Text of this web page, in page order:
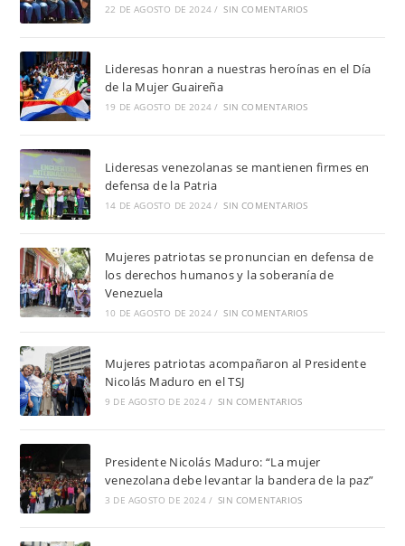
22 DE AGOSTO DE 2024 / SIN COMENTARIOS
Lideresas honran a nuestras heroínas en el Día
de la Mujer Guaireña
19 DE AGOSTO DE 2024 / SIN COMENTARIOS
Lideresas venezolanas se mantienen firmes en
defensa de la Patria
14 DE AGOSTO DE 2024 / SIN COMENTARIOS
Mujeres patriotas se pronuncian en defensa de
los derechos humanos y la soberanía de
Venezuela
10 DE AGOSTO DE 2024 / SIN COMENTARIOS
Mujeres patriotas acompañaron al Presidente
Nicolás Maduro en el TSJ
9 DE AGOSTO DE 2024 / SIN COMENTARIOS
Presidente Nicolás Maduro: “La mujer
venezolana debe levantar la bandera de la paz”
3 DE AGOSTO DE 2024 / SIN COMENTARIOS